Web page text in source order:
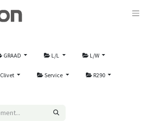
GRAAD L/L L/W
Clivet Service R290